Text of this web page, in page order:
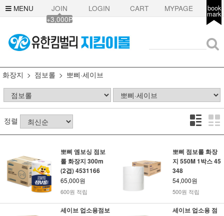
MENU
JOIN
+3,000P
LOGIN CART MYPAGE book
mark
화장지 점보롤 뽀삐·세이브
정렬
뽀삐 엠보싱 점보
롤 화장지 300m
(2겹) 4531166
65,000원
600원 적립
뽀삐 점보롤 화장
지 550M 1박스 45
348
54,000원
500원 적립
세이브 업소용점보
세이브 업소용 점